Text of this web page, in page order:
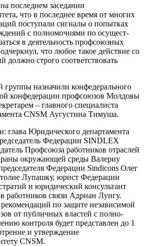
послед­нем заседании
что в последнее вре­мя от многих
поступали сигналы о по­пытках
с полномочиями по осущест­
в де­ятельность профсоюзных
что любое такое действие со
должно строго соответ­ствовать
группы назначили конфедерального
конфедера­ции профсоюзов Молдовы
– глав­ного специалиста
CNSM Аугустина Ти­муша.
гла­ва Юридического департамен­та
Федерации SINDLEX
Профсою­за работников отраслей
окружающей сре­ды Валериу
Федерации Sindicons Олег
Лупашку, юрист Федерации
и юридический консультант
работников связи Адриан Лунгу.
по защите не­зависимой
от публичных властей с полно­
кон­троля будет представлен до 1
и утверж­дение
CNSM.